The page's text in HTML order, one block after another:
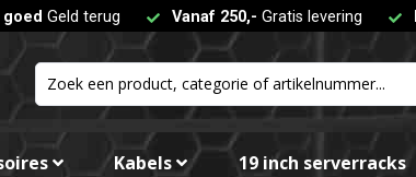
Geld terug Vanaf 250,- Gratis levering
Kabels 19 inch serverracks